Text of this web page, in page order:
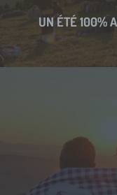
UN ÉTÉ 100%